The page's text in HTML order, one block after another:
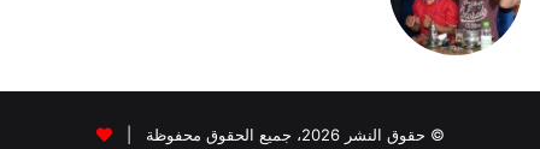
© حقوق النشر 2026، جميع الحقوق محفوظة |